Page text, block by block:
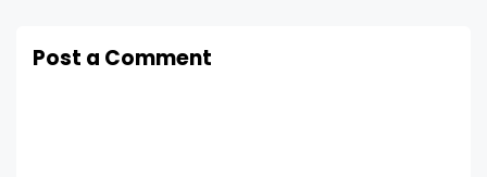
Post a Comment